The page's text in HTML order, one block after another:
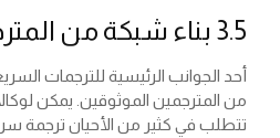
3.5 بناء شبكة من المترجمين الموثوقين
أحد الجوانب الرئيسية للترجمات
من المترجمين الموثوقين. يمكن
تتطلب في كثير من الأحيان ترجمة